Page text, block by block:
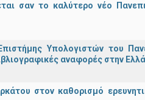
σαν το καλύτερο νέο
Υπολογιστών του
αναφορές στην
στον καθορισμό